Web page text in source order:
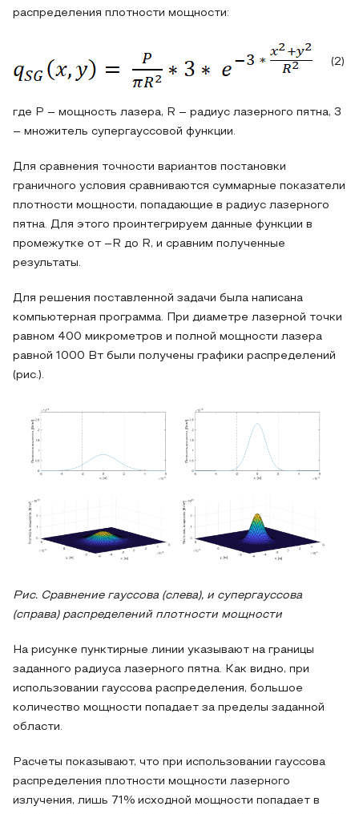
распределения плотности мощности:
(2)
где P – мощность лазера, R – радиус лазерного пятна, 3
– множитель супергауссовой функции.
Для сравнения точности вариантов постановки
граничного условия сравниваются суммарные показатели
плотности мощности, попадающие в радиус лазерного
пятна. Для этого проинтегрируем данные функции в
промежутке от –R до R, и сравним полученные
результаты.
Для решения поставленной задачи была написана
компьютерная программа. При диаметре лазерной точки
равном 400 микрометров и полной мощности лазера
равной 1000 Вт были получены графики распределений
(рис.).
Рис. Сравнение гауссова (слева), и супергауссова
(справа) распределений плотности мощности
На рисунке пунктирные линии указывают на границы
заданного радиуса лазерного пятна. Как видно, при
использовании гауссова распределения, большое
количество мощности попадает за пределы заданной
области.
Расчеты показывают, что при использовании гауссова
распределения плотности мощности лазерного
излучения, лишь 71% исходной мощности попадает в